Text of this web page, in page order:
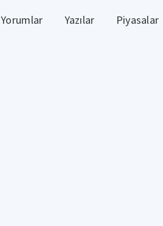
Yorumlar Yazılar Piyasalar